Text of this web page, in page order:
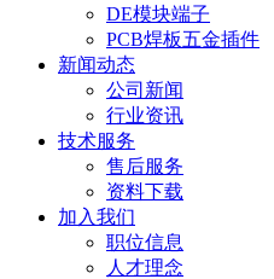
DE模块端子
PCB焊板五金插件
新闻动态
公司新闻
行业资讯
技术服务
售后服务
资料下载
加入我们
职位信息
人才理念